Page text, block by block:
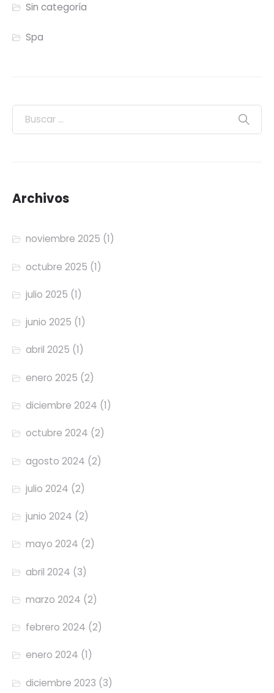
Sin categoría
Spa
Archivos
noviembre 2025 (1)
octubre 2025 (1)
julio 2025 (1)
junio 2025 (1)
abril 2025 (1)
enero 2025 (2)
diciembre 2024 (1)
octubre 2024 (2)
agosto 2024 (2)
julio 2024 (2)
junio 2024 (2)
mayo 2024 (2)
abril 2024 (3)
marzo 2024 (2)
febrero 2024 (2)
enero 2024 (1)
diciembre 2023 (3)